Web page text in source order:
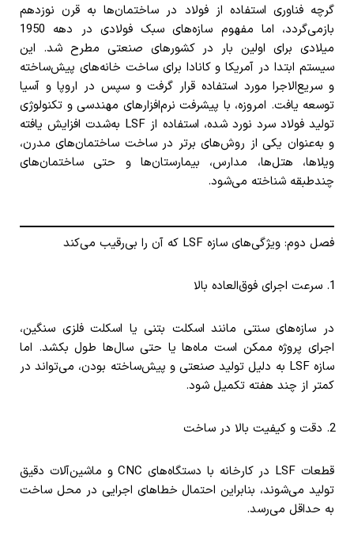
گرچه فناوری استفاده از فولاد در ساختمان‌ها به قرن نوزدهم
بازمی‌گردد، اما مفهوم سازه‌های سبک فولادی در دهه 1950
میلادی برای اولین بار در کشورهای صنعتی مطرح شد. این
سیستم ابتدا در آمریکا و کانادا برای ساخت خانه‌های پیش‌ساخته
و سریع‌الاجرا مورد استفاده قرار گرفت و سپس در اروپا و آسیا
توسعه یافت. امروزه، با پیشرفت نرم‌افزارهای مهندسی و تکنولوژی
تولید فولاد سرد نورد شده، استفاده از LSF به‌شدت افزایش یافته
و به‌عنوان یکی از روش‌های برتر در ساخت ساختمان‌های مدرن،
ویلاها، هتل‌ها، مدارس، بیمارستان‌ها و حتی ساختمان‌های
چندطبقه شناخته می‌شود.
فصل دوم: ویژگی‌های سازه LSF که آن را بی‌رقیب می‌کند
سرعت اجرای فوق‌العاده بالا
در سازه‌های سنتی مانند اسکلت بتنی یا اسکلت فلزی سنگین،
اجرای پروژه ممکن است ماه‌ها یا حتی سال‌ها طول بکشد. اما
سازه LSF به دلیل تولید صنعتی و پیش‌ساخته بودن، می‌تواند در
کمتر از چند هفته تکمیل شود.
دقت و کیفیت بالا در ساخت
قطعات LSF در کارخانه با دستگاه‌های CNC و ماشین‌آلات دقیق
تولید می‌شوند، بنابراین احتمال خطاهای اجرایی در محل ساخت
به حداقل می‌رسد.